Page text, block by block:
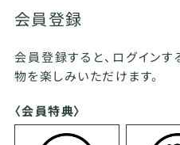
会員登録
会員登録すると、ログイン
物を楽しみいただけます。
〈会員特典〉